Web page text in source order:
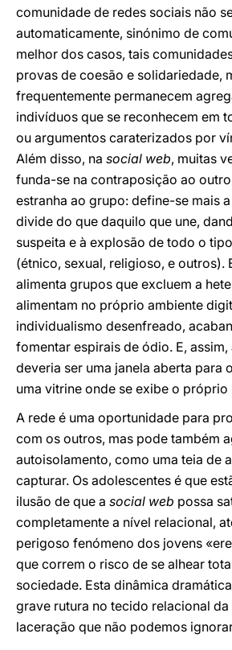
comunidade de redes sociais não
automaticamente, sinónimo de
melhor dos casos, tais
provas de coesão e solidariedade,
frequentemente permanecem
indivíduos que se reconhecem em
ou argumentos caraterizados por
Além disso, na social web, muitas
funda-se na contraposição ao
estranha ao grupo: define-se mais
divide do que daquilo que une,
suspeita e à explosão de todo o
(étnico, sexual, religioso, e outros).
alimenta grupos que excluem a
alimentam no próprio ambiente
individualismo desenfreado,
fomentar espirais de ódio. E, assim,
deveria ser uma janela aberta para
uma vitrine onde se exibe o próprio
A rede é uma oportunidade para
com os outros, mas pode também
autoisolamento, como uma teia de
capturar. Os adolescentes é que
ilusão de que a social web possa
completamente a nível relacional,
perigoso fenómeno dos jovens
que correm o risco de se alhear
sociedade. Esta dinâmica
grave rutura no tecido relacional
laceração que não podemos